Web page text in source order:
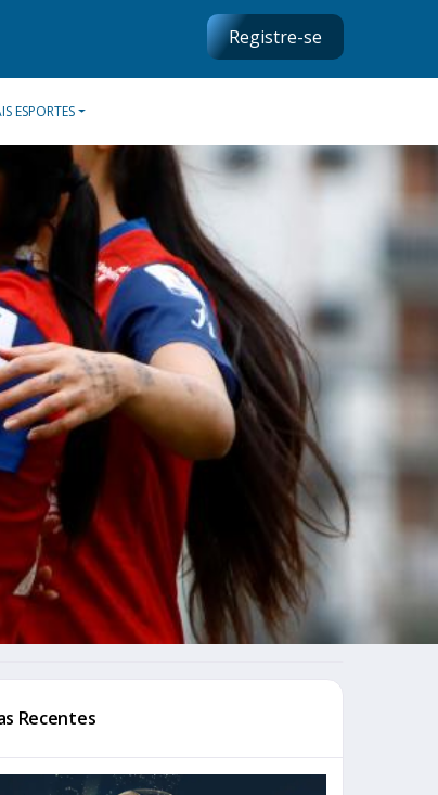
Registre-se
ESPORTES
Recentes